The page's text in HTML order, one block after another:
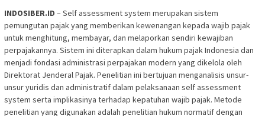
INDOSIBER.ID – Self assessment system merupakan sistem
pemungutan pajak yang memberikan kewenangan kepada wajib pajak
untuk menghitung, membayar, dan melaporkan sendiri kewajiban
perpajakannya. Sistem ini diterapkan dalam hukum pajak Indonesia dan
menjadi fondasi administrasi perpajakan modern yang dikelola oleh
Direktorat Jenderal Pajak. Penelitian ini bertujuan menganalisis unsur-
unsur yuridis dan administratif dalam pelaksanaan self assessment
system serta implikasinya terhadap kepatuhan wajib pajak. Metode
penelitian yang digunakan adalah penelitian hukum normatif dengan